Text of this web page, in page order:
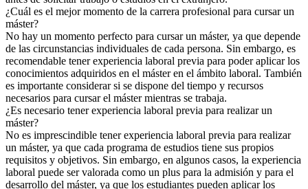
¿Cuál es el mejor momento de la carrera profesional para cursar un
máster?
No hay un momento perfecto para cursar un máster, ya que depende
de las circunstancias individuales de cada persona. Sin embargo, es
recomendable tener experiencia laboral previa para poder aplicar los
conocimientos adquiridos en el máster en el ámbito laboral. También
es importante considerar si se dispone del tiempo y recursos
necesarios para cursar el máster mientras se trabaja.
¿Es necesario tener experiencia laboral previa para realizar un
máster?
No es imprescindible tener experiencia laboral previa para realizar
un máster, ya que cada programa de estudios tiene sus propios
requisitos y objetivos. Sin embargo, en algunos casos, la experiencia
laboral puede ser valorada como un plus para la admisión y para el
desarrollo del máster, ya que los estudiantes pueden aplicar los